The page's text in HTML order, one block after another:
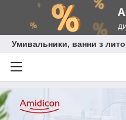
Умивальники, ванни з